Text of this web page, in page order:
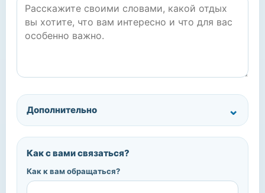
Дополнительно
Как с вами связаться?
Как к вам обращаться?